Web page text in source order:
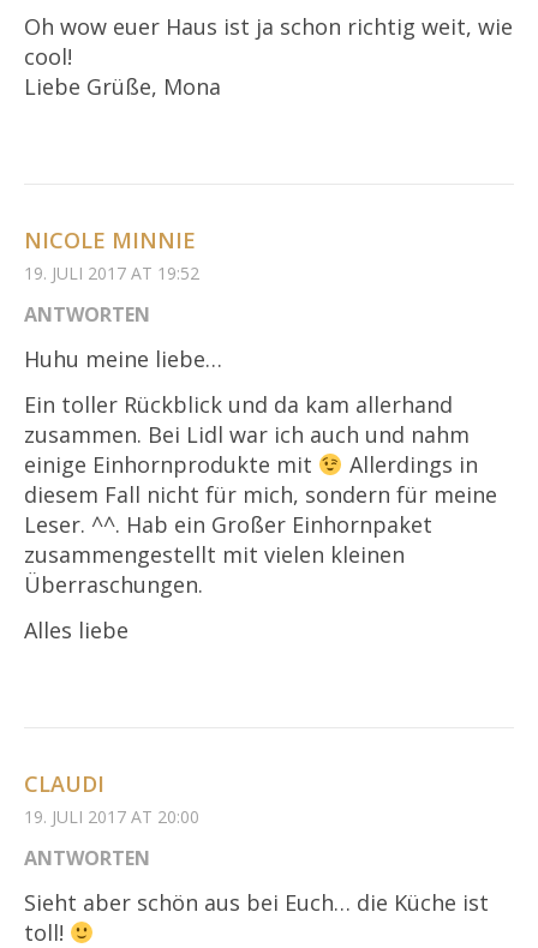
Oh wow euer Haus ist ja schon richtig weit, wie
cool!
Liebe Grüße, Mona
NICOLE MINNIE
19. JULI 2017 AT 19:52
ANTWORTEN
Huhu meine liebe…
Ein toller Rückblick und da kam allerhand
zusammen. Bei Lidl war ich auch und nahm
einige Einhornprodukte mit
Allerdings in
diesem Fall nicht für mich, sondern für meine
Leser. ^^. Hab ein Großer Einhornpaket
zusammengestellt mit vielen kleinen
Überraschungen.
Alles liebe
CLAUDI
19. JULI 2017 AT 20:00
ANTWORTEN
Sieht aber schön aus bei Euch… die Küche ist
toll!